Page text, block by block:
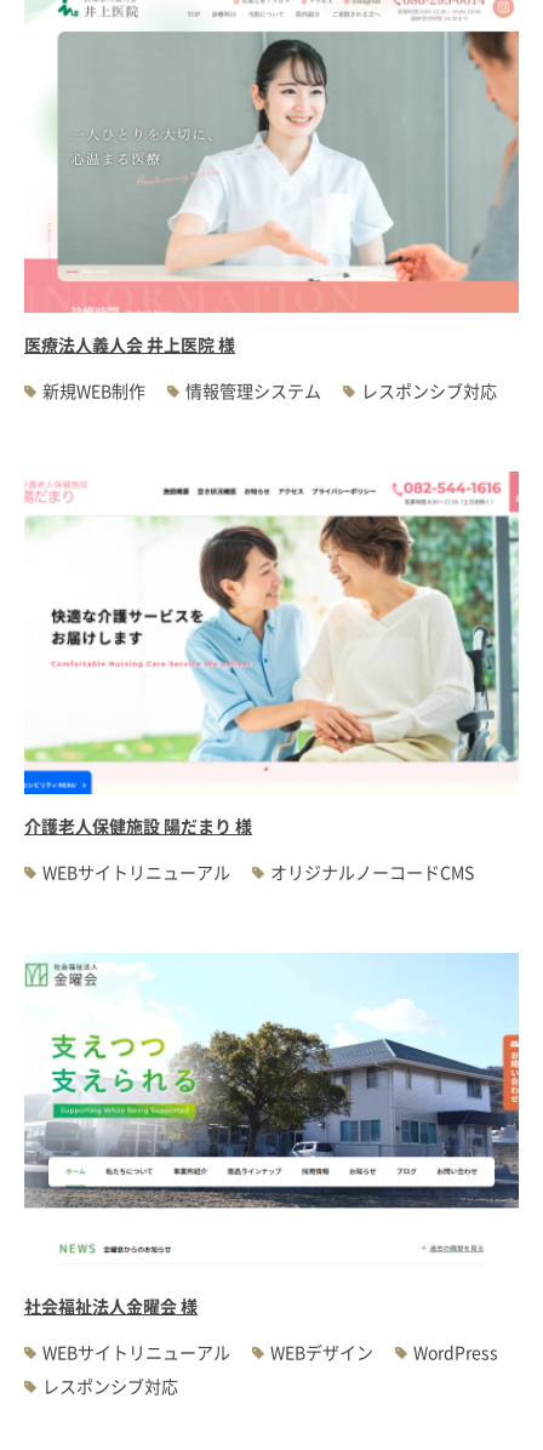
医療法人義人会 井上医院 様
新規WEB制作
情報管理システム レスポンシブ対応
介護老人保健施設 陽だまり 様
WEBサイトリニューアル
オリジナルノーコードCMS
社会福祉法人金曜会 様
WEBサイトリニューアル
WEBデザイン
WordPress
レスポンシブ対応